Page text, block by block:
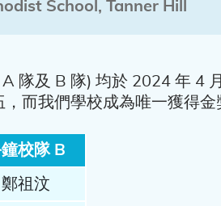
School, Tanner Hill
隊及 B 隊) 均於 2024 年 4
而我們學校成為唯一獲得
校隊 B
鄭祖汶